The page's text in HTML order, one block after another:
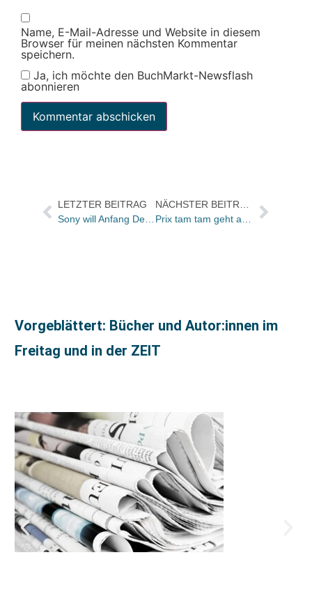
Name, E-Mail-Adresse und Website in diesem
Browser für meinen nächsten Kommentar
speichern.
Ja, ich möchte den BuchMarkt-Newsflash
abonnieren
LETZTER BEITRAG
Sony will Anfang Dezember wieder lieferbar sein
Vorgeblättert: Bücher und Autor:innen im
Freitag und in der ZEIT